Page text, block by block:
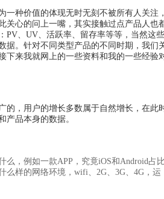
一种价值的体现无时无刻不被所有人关注
关心的问上一嘴，其实接触过点产品人也
PV、UV、活跃率、留存率等等，当然这些
据。针对不同类型产品的不同时期，我们
下来我就网上的一些资料和我的一些经验
的，用户的增长多数属于自然增长，在此
产品本身的数据。
么，例如一款APP，究竟iOS和Android占
么样的网络环境，wifi、2G、3G、4G，运